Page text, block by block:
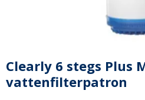
Clearly 6 stegs Plus
vattenfilterpatron